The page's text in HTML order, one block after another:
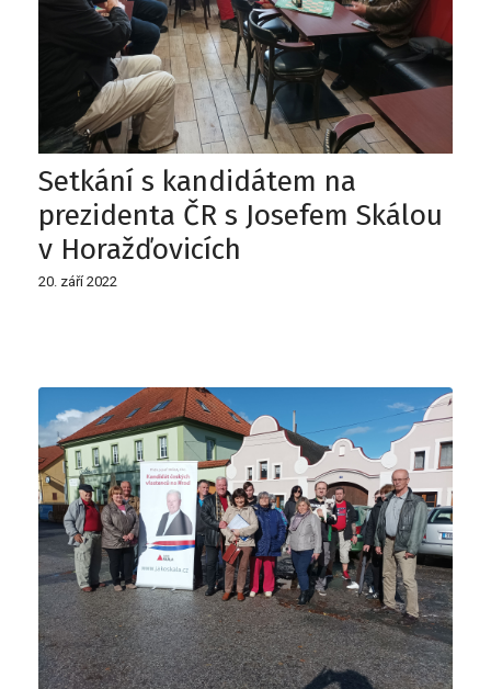
Setkání s kandidátem na
prezidenta ČR s Josefem Skálou
v Horažďovicích
20. září 2022